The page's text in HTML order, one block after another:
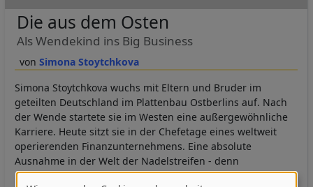
Simona Stoytchkova
Die aus dem Osten
Als Wendekind ins Big Business
Simona Stoytchkova wuchs mit Eltern und Bruder im
geteilten Deutschland im Plattenbau Ostberlins auf. Nach
der Wende startete sie im Westen eine außergewöhnliche
Karriere. Heute sitzt sie in der Chefetage eines weltweit
operierenden Finanzunternehmens. Eine absolute
Ausnahme in der Welt der Nadelstreifen - denn
Führungskräfte aus dem Osten Deutschlands sind im